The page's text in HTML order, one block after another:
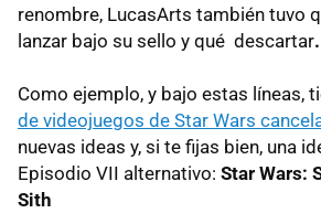
renombre, LucasArts también tuvo
lanzar bajo su sello y qué descartar.
Como ejemplo, y bajo estas líneas,
de videojuegos de Star Wars
nuevas ideas y, si te fijas bien, una
Episodio VII alternativo: Star Wars:
Sith